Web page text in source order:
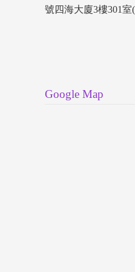
號四海大廈3樓301
Google Map